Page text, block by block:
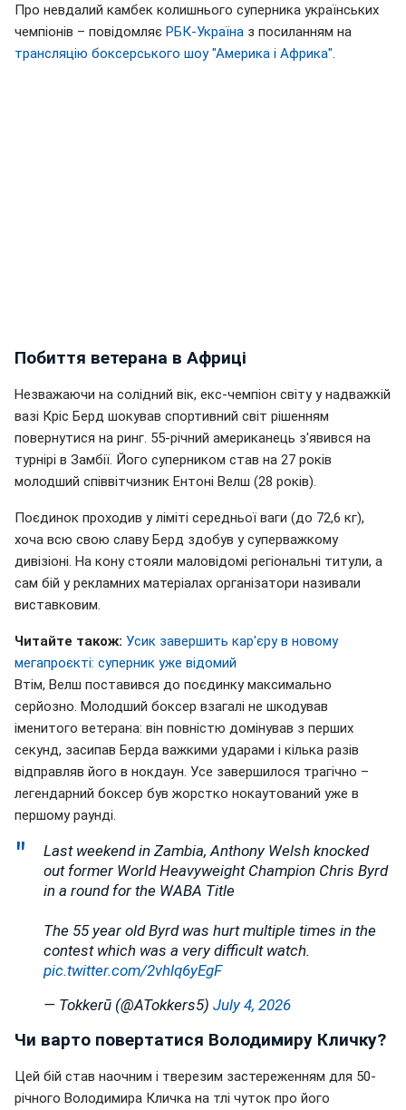
Про невдалий камбек колишнього суперника українських
чемпіонів – повідомляє РБК-Україна з посиланням на
трансляцію боксерського шоу "Америка і Африка"
Побиття ветерана в Африці
Незважаючи на солідний вік, екс-чемпіон світу у надважкій
вазі Кріс Берд шокував спортивний світ рішенням
повернутися на ринг. 55-річний американець з'явився на
турнірі в Замбії. Його суперником став на 27 років
молодший співвітчизник Ентоні Велш (28 років).
Поєдинок проходив у ліміті середньої ваги (до 72,6 кг),
хоча всю свою славу Берд здобув у суперважкому
дивізіоні. На кону стояли маловідомі регіональні титули, а
сам бій у рекламних матеріалах організатори називали
виставковим.
Читайте також: Усик завершить кар'єру в новому
мегапроєкті: суперник уже відомий
Втім, Велш поставився до поєдинку максимально
серйозно. Молодший боксер взагалі не шкодував
іменитого ветерана: він повністю домінував з перших
секунд, засипав Берда важкими ударами і кілька разів
відправляв його в нокдаун. Усе завершилося трагічно –
легендарний боксер був жорстко нокаутований уже в
першому раунді.
Last weekend in Zambia, Anthony Welsh knocked
out former World Heavyweight Champion Chris Byrd
in a round for the WABA Title
The 55 year old Byrd was hurt multiple times in the
contest which was a very difficult watch.
pic.twitter.com/2vhlq6yEgF
— Tokkerū (@ATokkers5) July 4, 2026
Чи варто повертатися Володимиру Кличку?
Цей бій став наочним і тверезим застереженням для 50-
річного Володимира Кличка на тлі чуток про його